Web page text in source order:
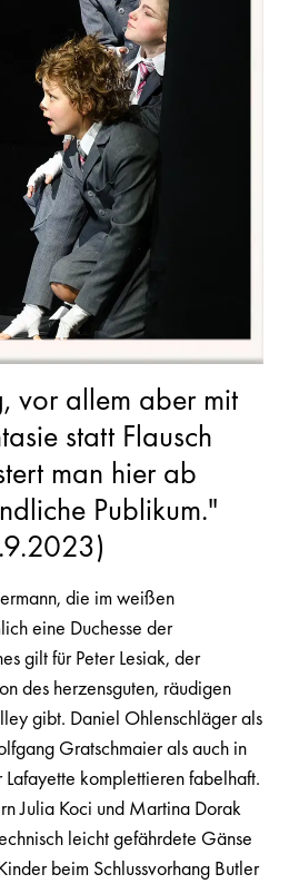
vor allem aber mit
statt Flausch
man hier ab
Publikum."
die im weißen
eine Duchesse der
gilt für Peter Lesiak, der
des herzensguten, räudigen
gibt. Daniel Ohlenschläger als
Gratschmaier als auch in
komplettieren fabelhaft.
Julia Koci und Martina Dorak
leicht gefährdete Gänse
beim Schlussvorhang Butler